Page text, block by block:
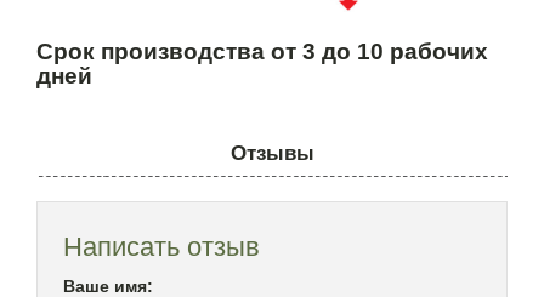
Срок производства от 3 до 10 рабочих
дней
Отзывы
Написать отзыв
Ваше имя: